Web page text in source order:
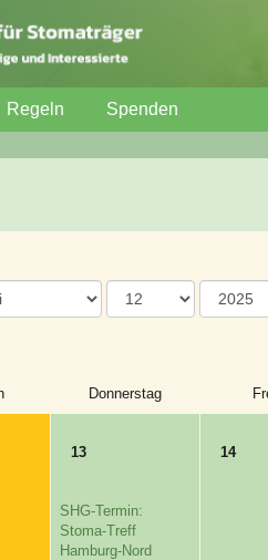
Regeln Spenden
Donnerstag
13
SHG-Termin:
Stoma-Treff
Hamburg-Nord
14